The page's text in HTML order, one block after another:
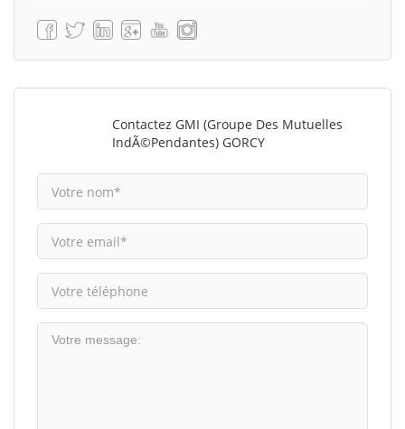
Contactez GMI (Groupe Des Mutuelles
IndÃ©pendantes) GORCY